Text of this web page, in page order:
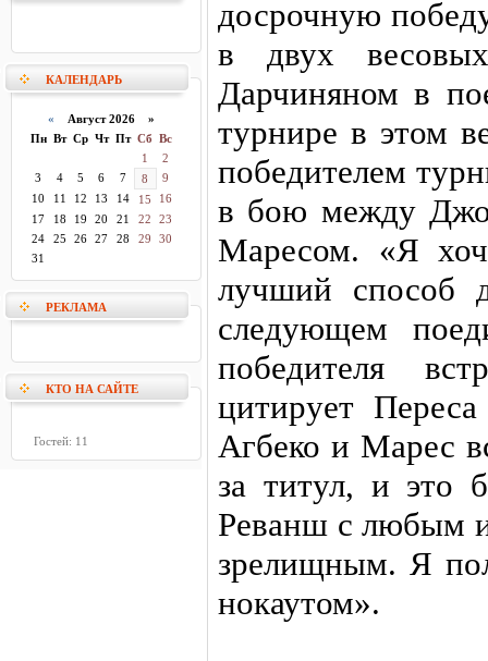
КАЛЕНДАРЬ
« Август 2026 »
Пн Вт Ср Чт Пт Сб Вс
1
2
3
4 5 6 7 8
9
10
11 12 13 14 15
16
17
18 19 20 21 22
23
24
25 26 27 28 29
30
31
РЕКЛАМА
КТО НА САЙТЕ
Гостей: 11
досрочную
в двух весовых
Дарчиняном в
турнире в этом
победителем
в бою между
Маресом. «Я
лучший способ
следующем
победителя
цитирует
Агбеко и Марес
за титул, и это
Реванш с любым
зрелищным. Я
нокаутом».